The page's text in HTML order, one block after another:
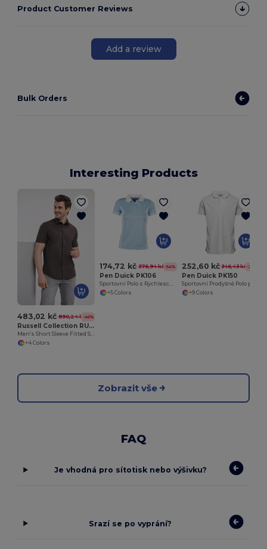
Product Customer Reviews
Add a review
Bulk Orders
Interesting Products
483,02 kč 890,24 kč-46%
Russell Collection RU947M
Men's Short Sleeve Fitted Shirt
+4 Colors
174,72 kč 376,94 kč -54%
Pen Duick PK106
Sportovní Polo s Rychleschnoucím Materiálem
+5 Colors
252,60 kč 346,43 kč-27%
Pen Duick PK150
+9 Colors
Zobrazit vše
FAQ
Je vhodná pro sítotisk nebo výšivku?
Srazí se po vyprání?